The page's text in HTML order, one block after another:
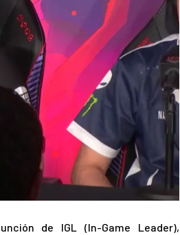
de IGL (In-Game Leader),